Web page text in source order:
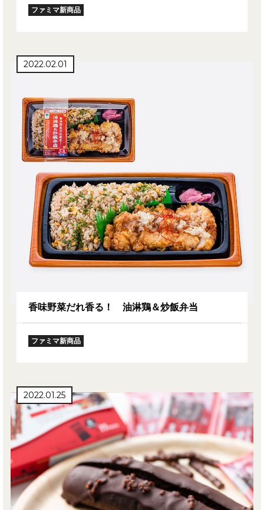
ファミマ新商品
2022.02.01
香味野菜だれ香る！ 油淋鶏＆炒飯弁当
ファミマ新商品
2022.01.25